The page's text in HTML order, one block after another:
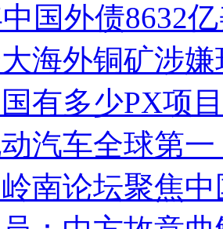
国外债8632
海外铜矿涉
有多少PX项目
汽车全球第
南论坛聚焦